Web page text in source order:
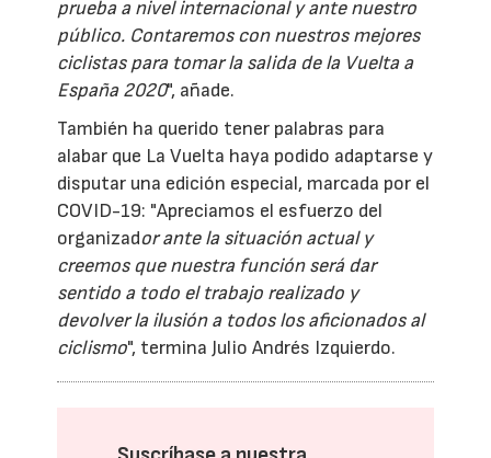
prueba a nivel internacional y ante nuestro
público. Contaremos con nuestros mejores
ciclistas para tomar la salida de la Vuelta a
España 2020", añade.
También ha querido tener palabras para
alabar que La Vuelta haya podido adaptarse y
disputar una edición especial, marcada por el
COVID-19: "Apreciamos el esfuerzo del
organizador ante la situación actual y
creemos que nuestra función será dar
sentido a todo el trabajo realizado y
devolver la ilusión a todos los aficionados al
ciclismo", termina Julio Andrés Izquierdo.